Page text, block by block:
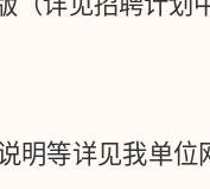
明等详见我单位